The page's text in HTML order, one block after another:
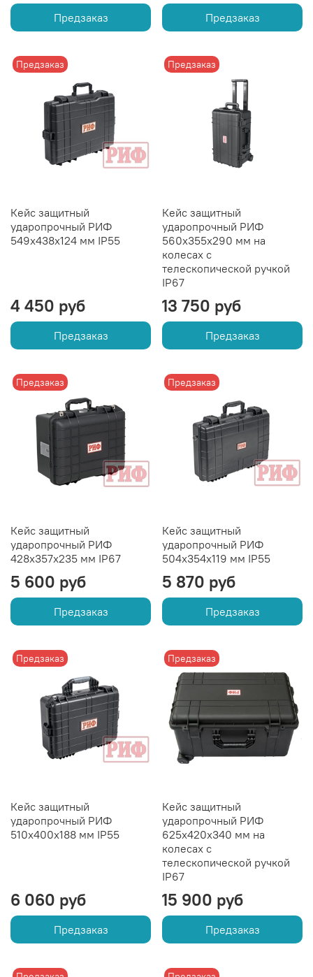
Предзаказ Предзаказ
Предзаказ
Кейс защитный
ударопрочный РИФ
549х438х124 мм IP55
4 450 руб
Предзаказ
Предзаказ
Кейс защитный
ударопрочный РИФ
560х355х290 мм на
колесах с
телескопической ручкой
IP67
13 750 руб
Предзаказ
Предзаказ
Кейс защитный
ударопрочный РИФ
428х357х235 мм IP67
5 600 руб
Предзаказ
Предзаказ
Кейс защитный
ударопрочный РИФ
504х354х119 мм IP55
5 870 руб
Предзаказ
Предзаказ
Кейс защитный
ударопрочный РИФ
510х400х188 мм IP55
6 060 руб
Предзаказ
Предзаказ
Кейс защитный
ударопрочный РИФ
625х420х340 мм на
колесах с
телескопической ручкой
IP67
15 900 руб
Предзаказ